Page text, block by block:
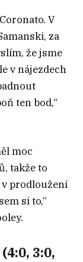
V
za
že jsme
v nájezdech
ten bod,“
moc
takže to
prodloužení
si to,“
3:0,